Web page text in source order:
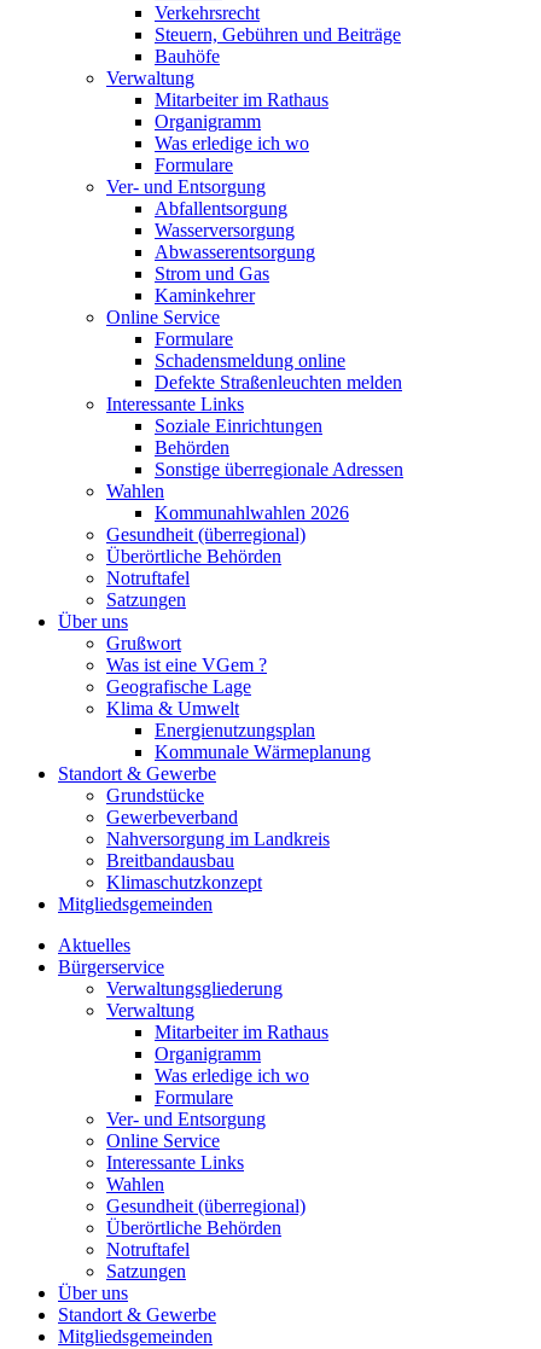
Verkehrsrecht
Steuern, Gebühren und Beiträge
Bauhöfe
Verwaltung
Mitarbeiter im Rathaus
Organigramm
Was erledige ich wo
Formulare
Ver- und Entsorgung
Abfallentsorgung
Wasserversorgung
Abwasserentsorgung
Strom und Gas
Kaminkehrer
Online Service
Formulare
Schadensmeldung online
Defekte Straßenleuchten melden
Interessante Links
Soziale Einrichtungen
Behörden
Sonstige überregionale Adressen
Wahlen
Kommunahlwahlen 2026
Gesundheit (überregional)
Überörtliche Behörden
Notruftafel
Satzungen
Über uns
Grußwort
Was ist eine VGem ?
Geografische Lage
Klima & Umwelt
Energienutzungsplan
Kommunale Wärmeplanung
Standort & Gewerbe
Grundstücke
Gewerbeverband
Nahversorgung im Landkreis
Breitbandausbau
Klimaschutzkonzept
Mitgliedsgemeinden
Aktuelles
Bürgerservice
Verwaltungsgliederung
Verwaltung
Mitarbeiter im Rathaus
Organigramm
Was erledige ich wo
Formulare
Ver- und Entsorgung
Online Service
Interessante Links
Wahlen
Gesundheit (überregional)
Überörtliche Behörden
Notruftafel
Satzungen
Über uns
Standort & Gewerbe
Mitgliedsgemeinden